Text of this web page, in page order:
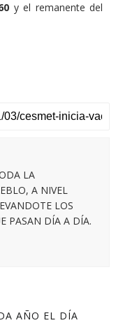
y el remanente del
LA
A NIVEL
LOS
PASAN DÍA A DÍA.
AÑO EL DÍA